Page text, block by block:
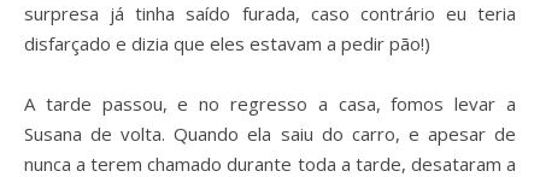
surpresa já tinha saído furada, caso contrário eu teria
disfarçado e dizia que eles estavam a pedir pão!)
A tarde passou, e no regresso a casa, fomos levar a
Susana de volta. Quando ela saiu do carro, e apesar de
nunca a terem chamado durante toda a tarde, desataram a